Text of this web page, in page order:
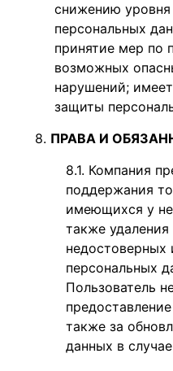
снижению
персональных
принятие мер по
возможных
нарушений;
защиты
ПРАВА И
Компания
поддержания
имеющихся у
также
недостоверных
персональных
Пользователь
также за
данных в